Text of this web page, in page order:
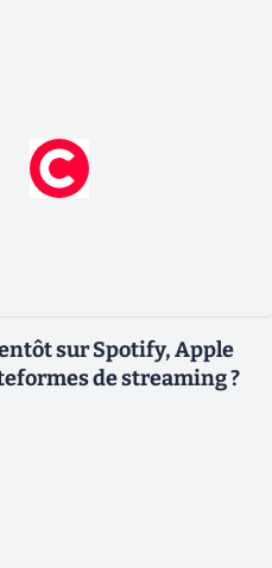
sur Spotify, Apple
de streaming ?